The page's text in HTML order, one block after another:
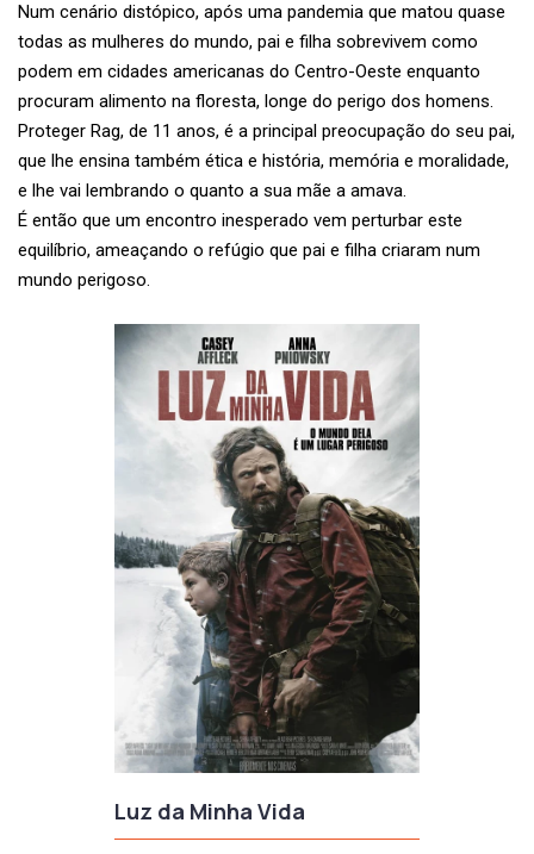
Luz da Minha Vida
Num cenário distópico, após uma pandemia que matou quase
todas as mulheres do mundo, pai e filha sobrevivem como
podem em cidades americanas do Centro-Oeste enquanto
procuram alimento na floresta, longe do perigo dos homens.
Proteger Rag, de 11 anos, é a principal preocupação do seu pai,
que lhe ensina também ética e história, memória e moralidade,
e lhe vai lembrando o quanto a sua mãe a amava.
É então que um encontro inesperado vem perturbar este
equilíbrio, ameaçando o refúgio que pai e filha criaram num
mundo perigoso.